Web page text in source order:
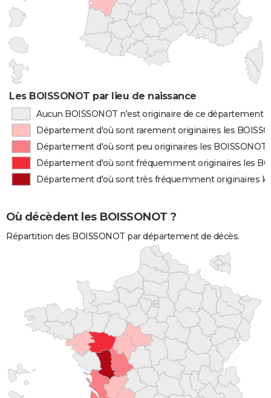
Les BOISSONOT par lieu de naissance
Aucun BOISSONOT n'est originaire de ce département
Département d'où sont rarement originaires les
Département d'où sont peu originaires les BOISSONOT
Département d'où sont fréquemment originaires les
Département d'où sont très fréquemment originaires
Où décèdent les BOISSONOT ?
Répartition des BOISSONOT par département de décès.